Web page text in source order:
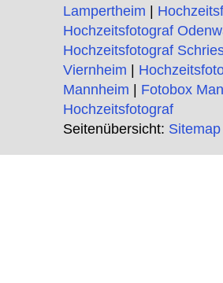
Lampertheim
Hochzeitsfotograf
Hochzeitsfotograf
Viernheim
Mannheim
Fotobox
Hochzeitsfotograf
Seitenübersicht: Sitemap